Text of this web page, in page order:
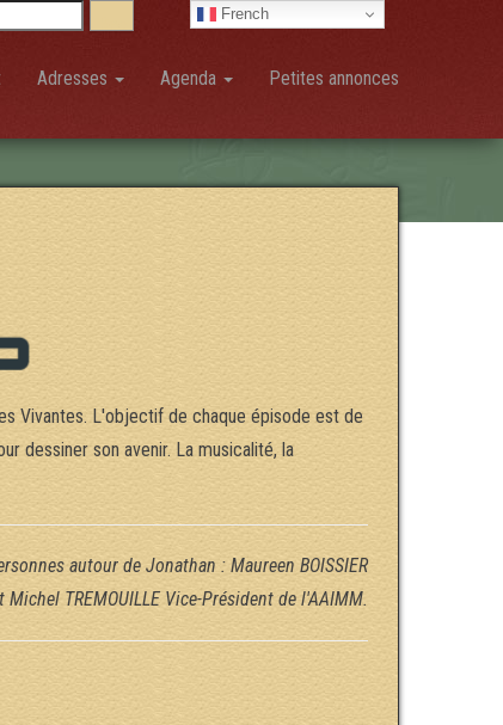
French
Adresses Agenda Petites annonces
Vivantes. L'objectif de chaque épisode est de
dessiner son avenir. La musicalité, la
autour de Jonathan : Maureen BOISSIER
TREMOUILLE Vice-Président de l'AAIMM.